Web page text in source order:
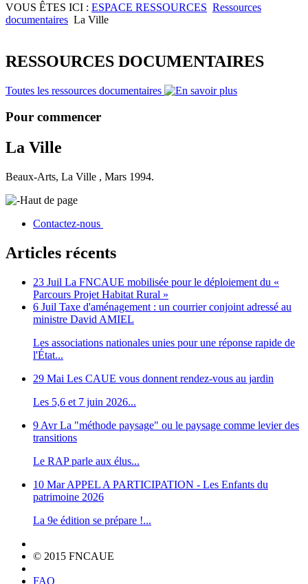
VOUS ÊTES ICI : ESPACE RESSOURCES Ressources
documentaires La Ville
RESSOURCES DOCUMENTAIRES
Toutes les ressources documentaires
Pour commencer
La Ville
Beaux-Arts, La Ville , Mars 1994.
Haut de page
Contactez-nous
Articles récents
23 Juil La FNCAUE mobilisée pour le déploiement du «
Parcours Projet Habitat Rural »
6 Juil Taxe d'aménagement : un courrier conjoint adressé au
ministre David AMIEL
Les associations nationales unies pour une réponse rapide de
l'État...
29 Mai Les CAUE vous donnent rendez-vous au jardin
Les 5,6 et 7 juin 2026...
9 Avr La "méthode paysage" ou le paysage comme levier des
transitions
Le RAP parle aux élus...
10 Mar APPEL A PARTICIPATION - Les Enfants du
patrimoine 2026
La 9e édition se prépare !...
© 2015 FNCAUE
FAQ